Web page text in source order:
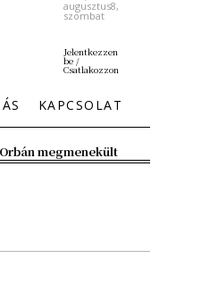
augusztus8,
szombat
Jelentkezzen
be /
Csatlakozzon
KAPCSOLAT
megmenekült